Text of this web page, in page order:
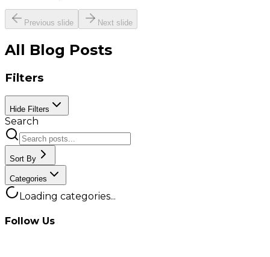
Previous slide Next slide
All Blog Posts
Filters
Hide Filters
Search
Sort By
Categories
Loading categories...
Follow Us